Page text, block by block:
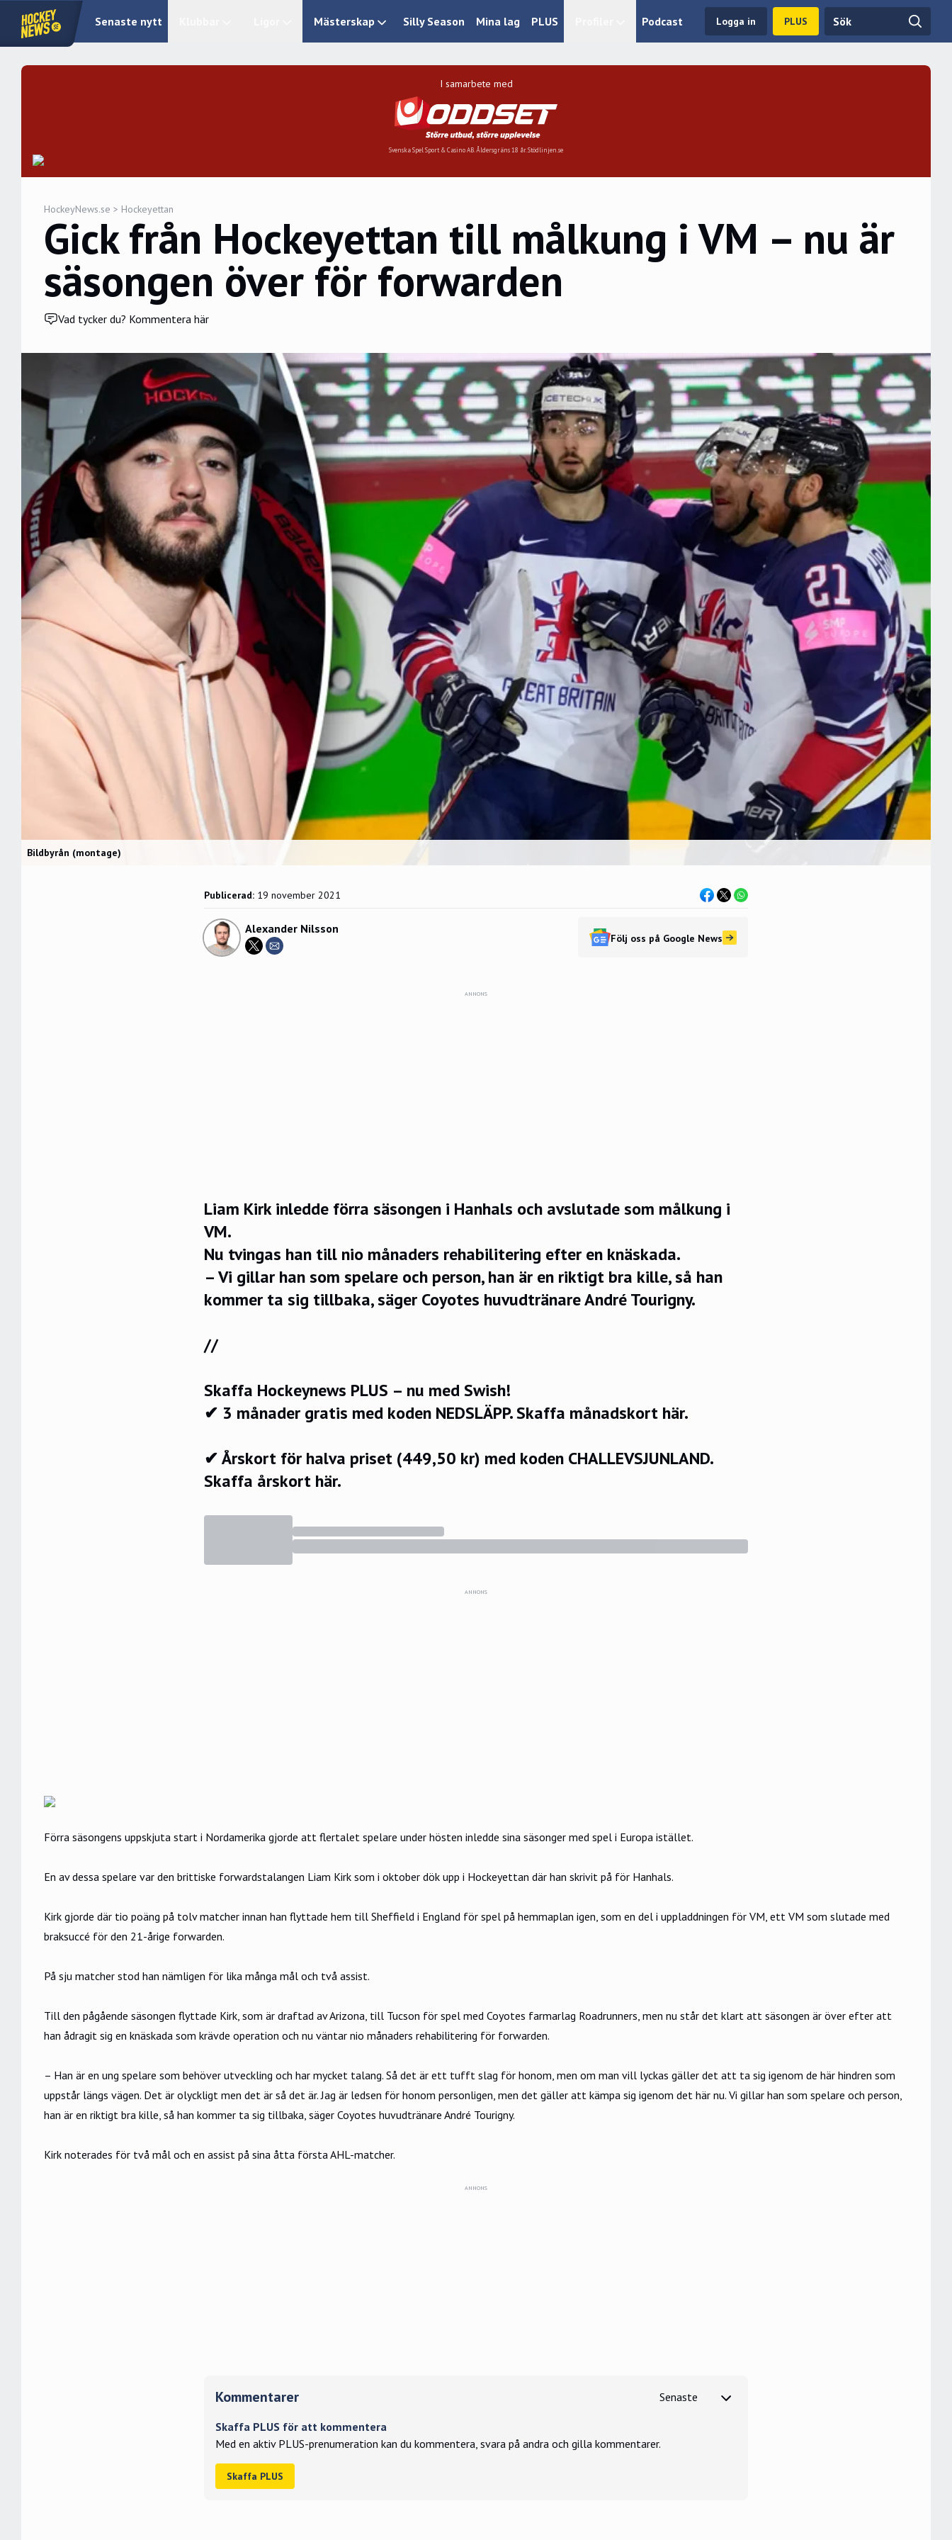
Senaste nytt Mästerskap Silly Season Mina lag PLUS Podcast Logga in PLUS
I samarbete med
Svenska Spel Sport & Casino AB. Åldersgräns 18 år. Stödlinjen.se
HockeyNews.se > Hockeyettan
Gick från Hockeyettan till målkung i VM – nu är
säsongen över för forwarden
Vad tycker du? Kommentera här
Bildbyrån (montage)
Publicerad: 19 november 2021
Alexander Nilsson
Följ oss på Google News
ANNONS
Liam Kirk inledde förra säsongen i Hanhals och avslutade som målkung i
VM.
Nu tvingas han till nio månaders rehabilitering efter en knäskada.
– Vi gillar han som spelare och person, han är en riktigt bra kille, så han
kommer ta sig tillbaka, säger Coyotes huvudtränare André Tourigny.
//
Skaffa Hockeynews PLUS – nu med Swish!
✔ 3 månader gratis med koden NEDSLÄPP.Skaffa månadskort här.
✔ Årskort för halva priset (449,50 kr) med koden CHALLEVSJUNLAND.
Skaffa årskort här.
ANNONS
Förra säsongens uppskjuta start i Nordamerika gjorde att flertalet spelare under hösten inledde sina säsonger med spel i Europa istället.
En av dessa spelare var den brittiske forwardstalangen Liam Kirk som i oktober dök upp i Hockeyettan där han skrivit på för Hanhals.
Kirk gjorde där tio poäng på tolv matcher innan han flyttade hem till Sheffield i England för spel på hemmaplan igen, som en del i uppladdningen för VM, ett VM som slutade med
braksuccé för den 21-årige forwarden.
På sju matcher stod han nämligen för lika många mål och två assist.
Till den pågående säsongen flyttade Kirk, som är draftad av Arizona, till Tucson för spel med Coyotes farmarlag Roadrunners, men nu står det klart att säsongen är över efter att
han ådragit sig en knäskada som krävde operation och nu väntar nio månaders rehabilitering för forwarden.
– Han är en ung spelare som behöver utveckling och har mycket talang. Så det är ett tufft slag för honom, men om man vill lyckas gäller det att ta sig igenom de här hindren som
uppstår längs vägen. Det är olyckligt men det är så det är. Jag är ledsen för honom personligen, men det gäller att kämpa sig igenom det här nu. Vi gillar han som spelare och person,
han är en riktigt bra kille, så han kommer ta sig tillbaka, säger Coyotes huvudtränare André Tourigny.
Kirk noterades för två mål och en assist på sina åtta första AHL-matcher.
Kommentarer
Skaffa PLUS för att kommentera
Med en aktiv PLUS-prenumeration kan du kommentera, svara på andra och gilla kommentarer.
Skaffa PLUS